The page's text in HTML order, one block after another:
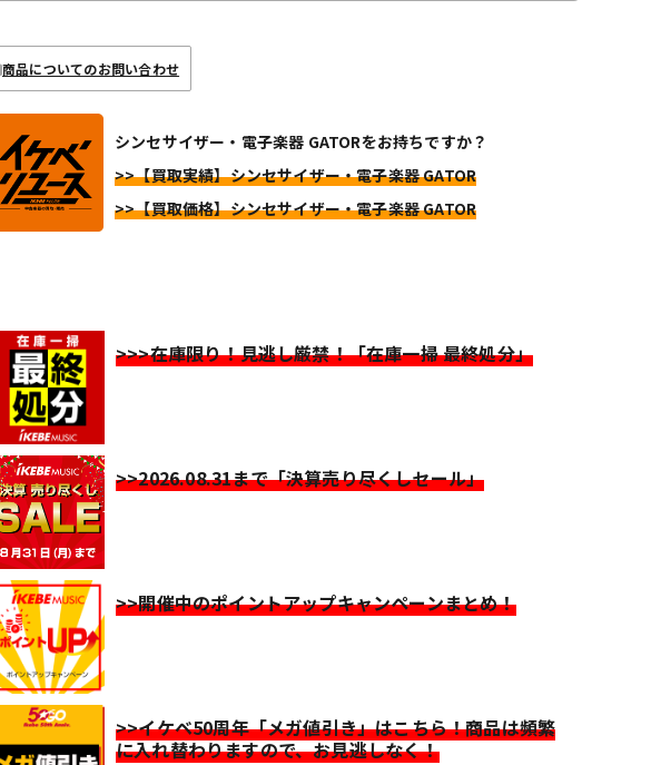
商品についてのお問い合わせ
シンセサイザー・電子楽器 GATORをお持ちですか？
>>【買取実績】シンセサイザー・電子楽器 GATOR
>>【買取価格】シンセサイザー・電子楽器 GATOR
>>>在庫限り！見逃し厳禁！「在庫一掃 最終処分」
>>2026.08.31まで「決算売り尽くしセール」
>>開催中のポイントアップキャンペーンまとめ！
>>イケベ50周年「メガ値引き」はこちら！商品は頻繁
に入れ替わりますので、お見逃しなく！